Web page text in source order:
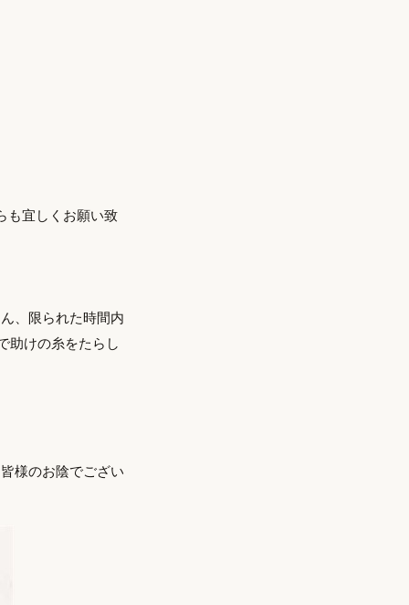
も宜しくお願い致
、限られた時間内
助けの糸をたらし
様のお陰でござい